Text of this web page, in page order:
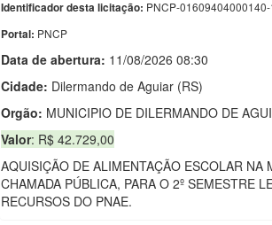
Identificador desta licitação: PNCP-
Portal: PNCP
Data de abertura: 11/08/2026 08:30
Cidade: Dilermando de Aguiar (RS)
Orgão: MUNICIPIO DE DILERMANDO DE
Valor: R$ 42.729,00
AQUISIÇÃO DE ALIMENTAÇÃO ESCOLAR NA
CHAMADA PÚBLICA, PARA O 2º SEMESTRE
RECURSOS DO PNAE.